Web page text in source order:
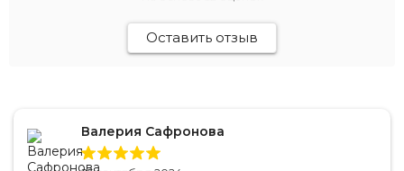
Оставить отзыв
Валерия Сафронова